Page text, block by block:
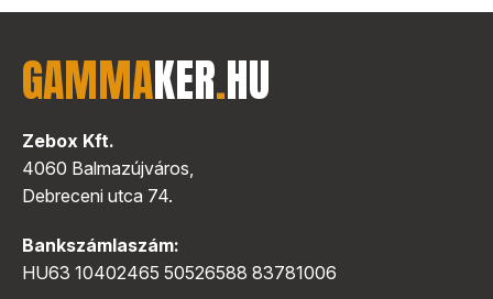
GAMMAKER.HU
Zebox Kft.
4060 Balmazújváros,
Debreceni utca 74.
Bankszámlaszám:
HU63 10402465 50526588 83781006